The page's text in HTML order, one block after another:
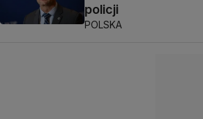
policji
POLSKA